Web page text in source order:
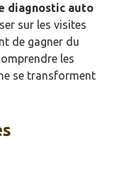
diagnostic auto
sur les visites
de gagner du
les
se transforment